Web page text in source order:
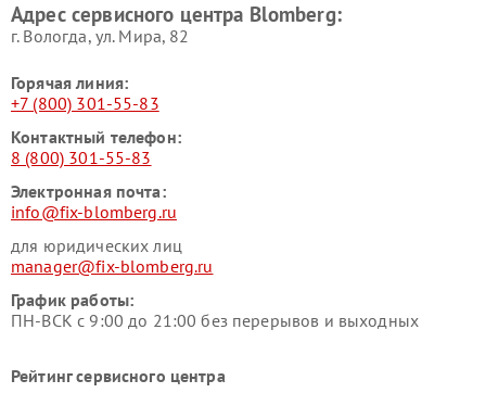
Адрес сервисного центра Blomberg:
г. Вологда, ул. Мира, 82
Горячая линия:
+7 (800) 301-55-83
Контактный телефон:
8 (800) 301-55-83
Электронная почта:
info@fix-blomberg.ru
для юридических лиц
manager@fix-blomberg.ru
График работы:
ПН-ВСК с 9:00 до 21:00 без перерывов и выходных
Рейтинг сервисного центра